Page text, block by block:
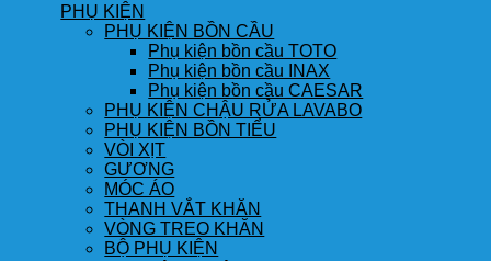
PHỤ KIỆN
PHỤ KIỆN BỒN CẦU
Phụ kiện bồn cầu TOTO
Phụ kiện bồn cầu INAX
Phụ kiện bồn cầu CAESAR
PHỤ KIỆN CHẬU RỬA LAVABO
PHỤ KIỆN BỒN TIỂU
VÒI XỊT
GƯƠNG
MÓC ÁO
THANH VẮT KHĂN
VÒNG TREO KHĂN
BỘ PHỤ KIỆN